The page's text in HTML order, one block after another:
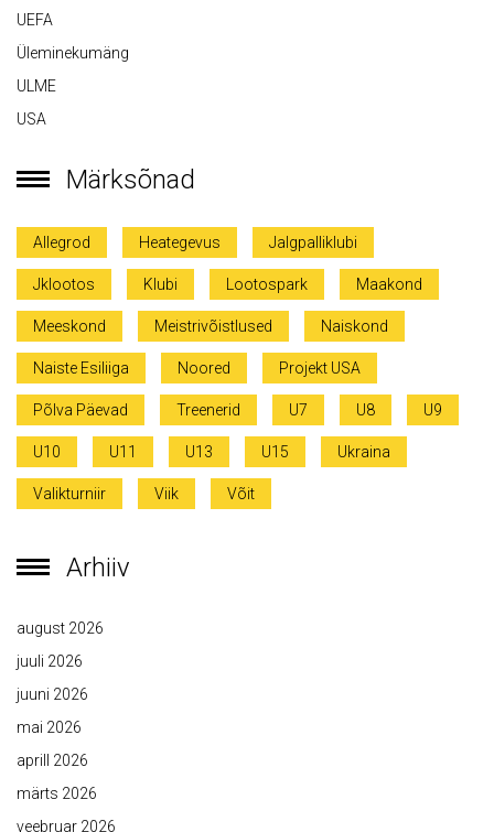
UEFA
Üleminekumäng
ULME
USA
Märksõnad
Allegrod Heategevus Jalgpalliklubi
Jklootos Klubi Lootospark Maakond
Meeskond Meistrivõistlused Naiskond
Naiste Esiliiga Noored Projekt USA
Põlva Päevad Treenerid U7 U8 U9
U10 U11 U13 U15 Ukraina
Valikturniir Viik Võit
Arhiiv
august 2026
juuli 2026
juuni 2026
mai 2026
aprill 2026
märts 2026
veebruar 2026